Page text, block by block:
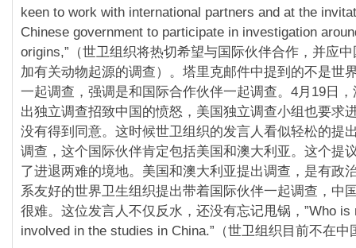
keen to work with international partners and at the
Chinese government to participate in investigation
origins,”（世卫组织将热切希望与国际伙伴合作，并应
加有关动物起源的调查）。塔里克邮件中提到的不是世
一起调查，强调是和国际合作伙伴一起调查。4月19日
出独立调查招致中国的愤怒，美国独立调查小组也要求
没有得到同意。这时候世卫组织的发言人看似轻松的提
调查，这个国际伙伴肯定包括美国和澳大利亚。这个提
了进退两难的境地。美国和澳大利亚提出调查，是有政
系友好的世界卫生组织提出带着国际伙伴一起调查，中
很难。这位发言人不仅反水，还没有忘记甩锅，”Who is
involved in the studies in China.”（世卫组织目前不在中